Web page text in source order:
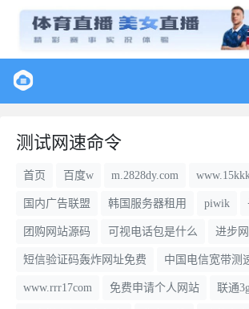
测试网速命令
首页 百度w m.2828dy.com
国内广告联盟 韩国服务器租用 piwik
团购网站源码 可视电话包是什么 进步网
短信验证码轰炸网址免费 中国电信宽带测
www.rrr17com 免费申请个人网站 联通